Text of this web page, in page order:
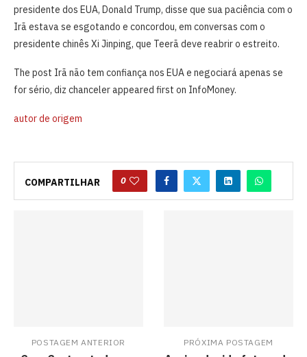
presidente dos EUA, Donald Trump, disse que sua paciência com o
Irã estava se esgotando e concordou, em conversas com o
presidente chinês Xi Jinping, que Teerã deve reabrir o estreito.
The post Irã não tem confiança nos EUA e negociará apenas se
for sério, diz chanceler appeared first on InfoMoney.
autor de origem
COMPARTILHAR 0
POSTAGEM ANTERIOR PRÓXIMA POSTAGEM